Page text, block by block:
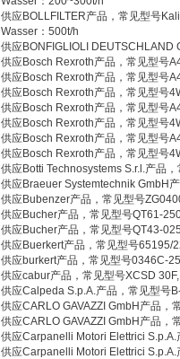
供应BOLLFILTER产品，常见型号
Wasser：500t/h
供应BONFIGLIOLI DEUTSCHLAND
供应Bosch Rexroth产品，常见型号
供应Bosch Rexroth产品，常见型号
供应Bosch Rexroth产品，常见型号
供应Bosch Rexroth产品，常见型号
供应Bosch Rexroth产品，常见型号
供应Bosch Rexroth产品，常见型号
供应Bosch Rexroth产品，常见型号
供应Botti Technosystems S.r.l.产品
供应Braeuer Systemtechnik GmbH
供应Bubenzer产品，常见型号
供应Bucher产品，常见型号QT61-
供应Bucher产品，常见型号QT43-
供应Buerkert产品，常见型号65195/
供应burkert产品，常见型号0346C-
供应cabur产品，常见型号XCSD
供应Calpeda S.p.A.产品，常见型号
供应CARLO GAVAZZI GmbH产品，
供应CARLO GAVAZZI GmbH产品，
供应Carpanelli Motori Elettrici
供应Carpanelli Motori Elettrici